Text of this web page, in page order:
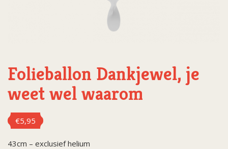
Folieballon Dankjewel, je
weet wel waarom
€5,95
43cm – exclusief helium